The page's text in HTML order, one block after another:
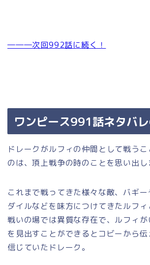
―――次回992話に続く！
ワンピース991話ネタバ
ドレークがルフィの仲間として戦う
のは、頂上戦争の時のことを思い出し
これまで戦ってきた様々な敵、バギ
ダイルなどを味方につけてきたルフィ
戦いの場では異質な存在で、ルフィ
を見出すことができるとコビーから伝
信じていたドレーク。